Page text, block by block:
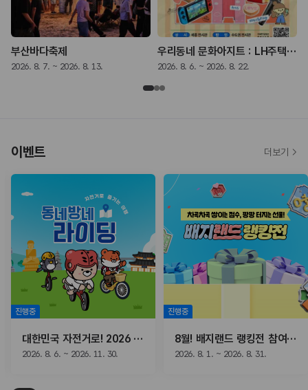
부산바다축제
2026. 8. 7. ~ 2026. 8. 13.
우리동네 문화아지트 : LH주택전시관 복합문화행사
2026. 8. 6. ~ 2026. 8. 22.
이벤트
진행중
대한민국 자전거로! 2026 동네방네 라이딩
2026. 8. 6. ~ 2026. 11. 30.
진행중
8월! 배지랜드 랭킹전 참여하고, 선물받자!
2026. 8. 1. ~ 2026. 8. 31.
더보기